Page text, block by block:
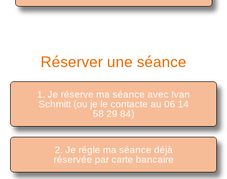
Réserver une séance
1. Je réserve ma séance avec Ivan
Schmitt (ou je le contacte au 06 14
58 29 84)
2. Je régle ma séance déjà
réservée par carte bancaire